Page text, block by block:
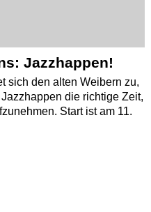
Jazzhappen!
sich den alten Weibern zu,
die richtige Zeit,
Start ist am 11.